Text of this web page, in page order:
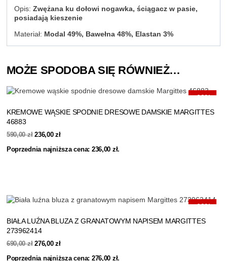
Opis: Zwężana ku dołowi nogawka, ściągacz w pasie,
posiadają kieszenie
Materiał: Modal 49%, Bawełna 48%, Elastan 3%
MOŻE SPODOBA SIĘ RÓWNIEŻ…
-60%
KREMOWE WĄSKIE SPODNIE DRESOWE DAMSKIE MARGITTES
46883
590,00zł Pierwotna
wynosiła:
236,00złAktualna
wynosi:
Poprzednia najniższa cena: 236,00 zł.
-60%
BIAŁA LUŹNA BLUZA Z GRANATOWYM NAPISEM MARGITTES
273962414
690,00zł Pierwotna
wynosiła:
276,00złAktualna
wynosi:
Poprzednia najniższa cena: 276,00 zł.